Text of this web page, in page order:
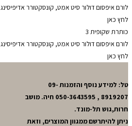
לורם איפסום דולור סיט אמט, קונסקטורר
לחץ כאן
כותרת שקופית 3
לורם איפסום דולור סיט אמט, קונסקטורר
לחץ כאן
טל: למידע נוסף והזמנות 09-
8919207 , 050-3643595 חיה. מושב
חרות,גוש תל-מונד.
ניתן להיתרשם ממגוון המוצרים, וזאת